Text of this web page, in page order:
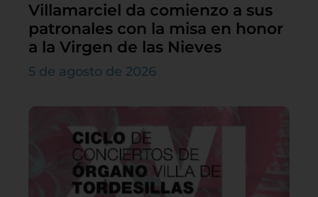
Villamarciel da comienzo a sus
patronales con la misa en honor
a la Virgen de las Nieves
5 de agosto de 2026